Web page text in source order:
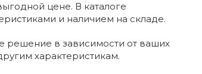
цене. В каталоге
и наличием на складе.
решение в зависимости от ваших
характеристикам.